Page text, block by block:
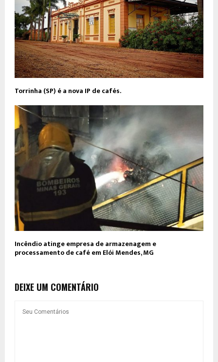
Torrinha (SP) é a nova IP de cafés.
Incêndio atinge empresa de armazenagem e
processamento de café em Elói Mendes, MG
DEIXE UM COMENTÁRIO